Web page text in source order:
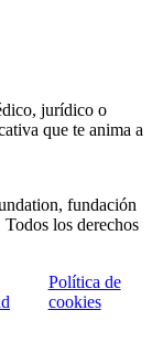
jurídico o
que te anima a
fundación
los derechos
Política de
cookies